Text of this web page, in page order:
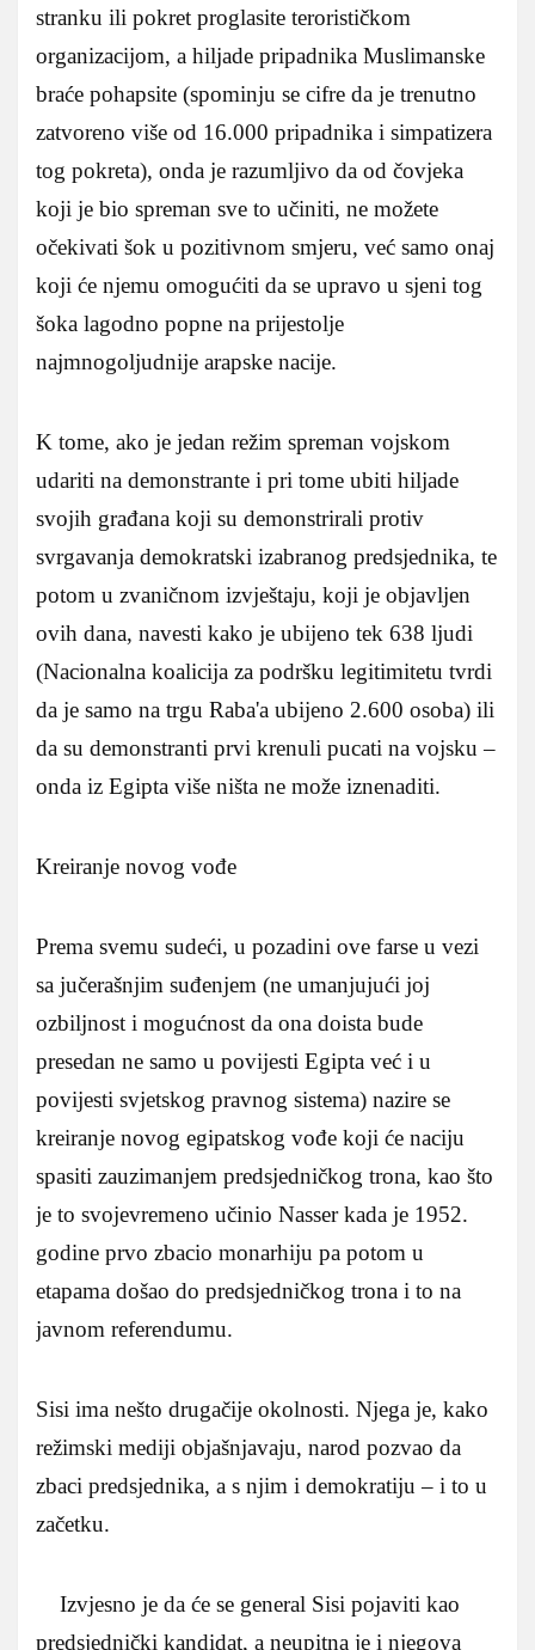
stranku ili pokret proglasite terorističkom
organizacijom, a hiljade pripadnika Muslimanske
braće pohapsite (spominju se cifre da je trenutno
zatvoreno više od 16.000 pripadnika i simpatizera
tog pokreta), onda je razumljivo da od čovjeka
koji je bio spreman sve to učiniti, ne možete
očekivati šok u pozitivnom smjeru, već samo onaj
koji će njemu omogućiti da se upravo u sjeni tog
šoka lagodno popne na prijestolje
najmnogoljudnije arapske nacije.
K tome, ako je jedan režim spreman vojskom
udariti na demonstrante i pri tome ubiti hiljade
svojih građana koji su demonstrirali protiv
svrgavanja demokratski izabranog predsjednika, te
potom u zvaničnom izvještaju, koji je objavljen
ovih dana, navesti kako je ubijeno tek 638 ljudi
(Nacionalna koalicija za podršku legitimitetu tvrdi
da je samo na trgu Raba'a ubijeno 2.600 osoba) ili
da su demonstranti prvi krenuli pucati na vojsku –
onda iz Egipta više ništa ne može iznenaditi.
Kreiranje novog vođe
Prema svemu sudeći, u pozadini ove farse u vezi
sa jučerašnjim suđenjem (ne umanjujući joj
ozbiljnost i mogućnost da ona doista bude
presedan ne samo u povijesti Egipta već i u
povijesti svjetskog pravnog sistema) nazire se
kreiranje novog egipatskog vođe koji će naciju
spasiti zauzimanjem predsjedničkog trona, kao što
je to svojevremeno učinio Nasser kada je 1952.
godine prvo zbacio monarhiju pa potom u
etapama došao do predsjedničkog trona i to na
javnom referendumu.
Sisi ima nešto drugačije okolnosti. Njega je, kako
režimski mediji objašnjavaju, narod pozvao da
zbaci predsjednika, a s njim i demokratiju – i to u
začetku.
Izvjesno je da će se general Sisi pojaviti kao
predsjednički kandidat, a neupitna je i njegova